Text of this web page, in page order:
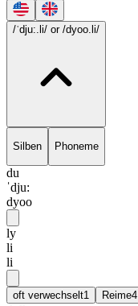
/ˈdju:.li/ or /dyoo.li/
Silben Phoneme
du
ˈdju:
dyoo
ly
li
li
oft verwechselt1 Reime4